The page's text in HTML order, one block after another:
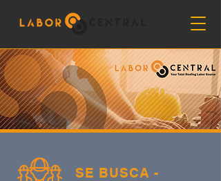
SE BUSCA -